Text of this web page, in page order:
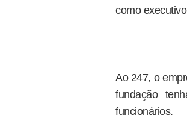
como
Ao 247, o
fundação
funcionários.